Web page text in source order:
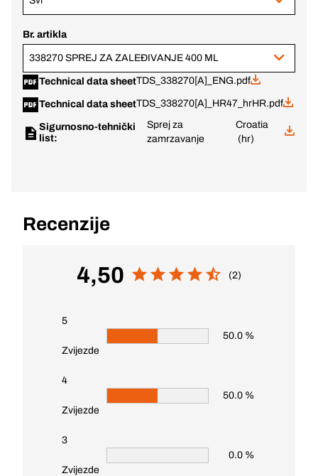
Br. artikla
338270 SPREJ ZA ZALEĐIVANJE 400 ML
Technical data sheetTDS_338270[A]_ENG.pdf
Technical data sheetTDS_338270[A]_HR47_hrHR.pdf
Sigurnosno-tehnički
list:
Sprej za
zamrzavanje
Croatia
(hr)
Recenzije
4,50 (2)
5
Zvijezde
50.0 %
4
Zvijezde
50.0 %
3
Zvijezde
0.0 %